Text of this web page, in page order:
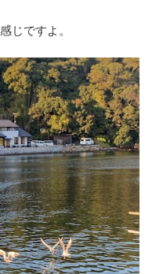
じですよ。